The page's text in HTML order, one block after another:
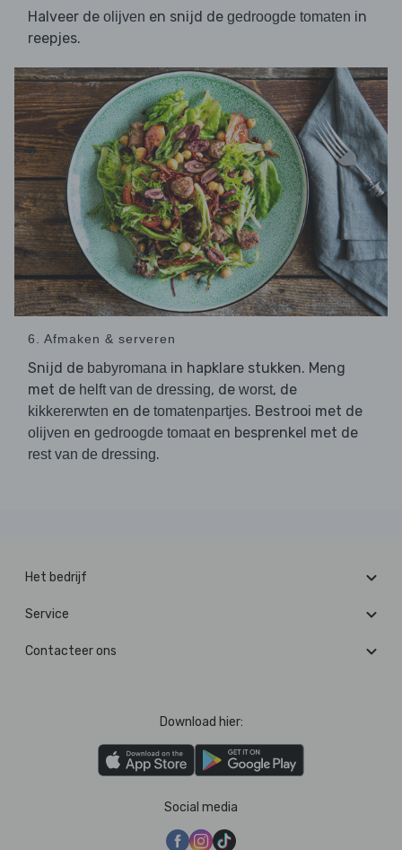
Halveer de olijven en snijd de gedroogde tomaten in
reepjes.
6. Afmaken & serveren
Snijd de babyromana in hapklare stukken. Meng
met de helft van de dressing, de worst, de
kikkererwten en de tomatenpartjes. Bestrooi met de
olijven en gedroogde tomaaten besprenkel met de
rest van de dressing.
Het bedrijf
Service
Contacteer ons
Download hier:
Social media